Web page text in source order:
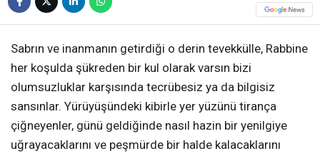
Sabrın ve inanmanın getirdiği o derin tevekkülle, Rabbine
her koşulda şükreden bir kul olarak varsın bizi
olumsuzluklar karşısında tecrübesiz ya da bilgisiz
sansınlar. Yürüyüşündeki kibirle yer yüzünü tirança
çiğneyenler, günü geldiğinde nasıl hazin bir yenilgiye
uğrayacaklarını ve peşmürde bir halde kalacaklarını